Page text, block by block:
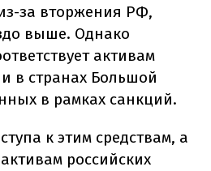
за вторжения РФ,
выше. Однако
активам
в странах Большой
в рамках санкций.
к этим средствам, а
российских